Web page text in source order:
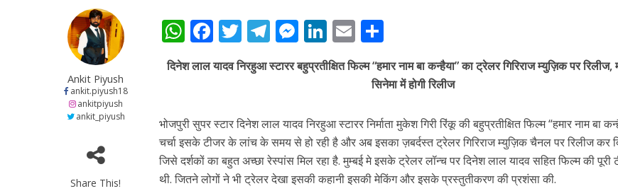
Ankit Piyush
ankit.piyush18
ankitpiyush
ankit_piyush
Share This!
W
at
A
p
p
F
e
o
o
k
T
w
itt
T
e
a
m
M
ss
n
g
er
Li
n
k
dI
n
E
m
ai ar
e
दिनेश लाल यादव निरहुआ स्टारर बहुप्रतीक्षित फिल्म “हमार नाम बा कन्हैया” का ट्रेलर गिरिराज म्युज़िक पर रिलीज,
सिनेमा में होगी रिलीज
भोजपुरी सुपर स्टार दिनेश लाल यादव निरहुआ स्टारर निर्माता मुकेश गिरी रिंकू की बहुप्रतीक्षित फिल्म “हमार नाम बा
चर्चा इसके टीजर के लांच के समय से हो रही है और अब इसका ज़बर्दस्त ट्रेलर गिरिराज म्युज़िक चैनल पर रिलीज कर
जिसे दर्शकों का बहुत अच्छा रेस्पांस मिल रहा है. मुम्बई मे इसके ट्रेलर लॉन्च पर दिनेश लाल यादव सहित फिल्म की पूरी
थी. जितने लोगों ने भी ट्रेलर देखा इसकी कहानी इसकी मेकिंग और इसके प्रस्तुतीकरण की प्रशंसा की.